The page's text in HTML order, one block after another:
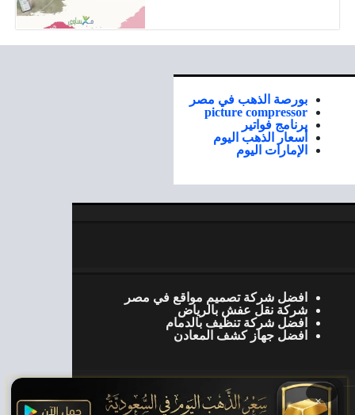
بورصة الذهب في مصر
picture compressor
برنامج فواتير
أسعار الذهب اليوم
الإمارات اليوم
افضل شركة تصميم مواقع في مصر
شركة نقل عفش بالرياض
افضل شركة تنظيف بالدمام
افضل جهاز كشف المعادن
جميع الحقوق محفوظة ×